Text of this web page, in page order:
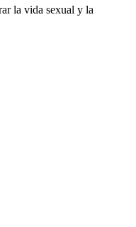
la vida sexual y la